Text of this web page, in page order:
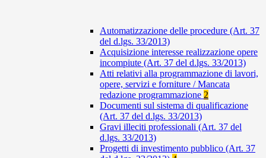
Automatizzazione delle procedure (Art. 37
del d.lgs. 33/2013)
Acquisizione interesse realizzazione opere
incompiute (Art. 37 del d.lgs. 33/2013)
Atti relativi alla programmazione di lavori,
opere, servizi e forniture / Mancata
redazione programmazione 2
Documenti sul sistema di qualificazione
(Art. 37 del d.lgs. 33/2013)
Gravi illeciti professionali (Art. 37 del
d.lgs. 33/2013)
Progetti di investimento pubblico (Art. 37